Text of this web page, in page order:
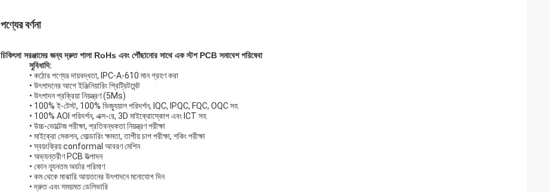
পণ্যের বর্ণনা
চিকিৎসা সরঞ্জামের জন্য দ্রুত পালা RoHs এবং পৌঁছানোর সাথে এক স্টপ PCB সমাবেশ পরিষেবা
সুবিধাদি:
• কঠোর পণ্যের দায়বদ্ধতা, IPC-A-610 মান গ্রহণ করা
• উৎপাদনের আগে ইঞ্জিনিয়ারিং প্রিট্রিটমেন্ট
• উৎপাদন প্রক্রিয়া নিয়ন্ত্রণ (5Ms)
• 100% ই-টেস্ট, 100% ভিজ্যুয়াল পরিদর্শন, IQC, IPQC, FQC, OQC সহ
• 100% AOI পরিদর্শন, এক্স-রে, 3D মাইক্রোস্কোপ এবং ICT সহ
• উচ্চ-ভোল্টেজ পরীক্ষা, প্রতিবন্ধকতা নিয়ন্ত্রণ পরীক্ষা
• মাইক্রো সেকশন, সোল্ডারিং ক্ষমতা, তাপীয় চাপ পরীক্ষা, শকিং পরীক্ষা
• স্বয়ংক্রিয় conformal আবরণ মেশিন
• অভ্যন্তরীণ PCB উত্পাদন
• কোন ন্যূনতম অর্ডার পরিমাণ
• কম থেকে মাঝারি আয়তনের উৎপাদনে মনোযোগ দিন
• দ্রুত এবং সময়মত ডেলিভারি